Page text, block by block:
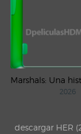
2026
descargar HER